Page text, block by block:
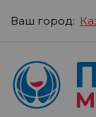
Ваш город: